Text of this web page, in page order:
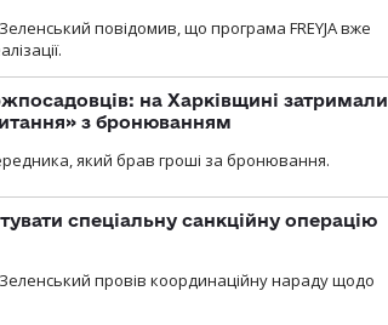
повідомив, що програма FREYJA вже
на Харківщині затримали
з бронюванням
який брав гроші за бронювання.
спеціальну санкційну операцію
провів координаційну нараду щодо